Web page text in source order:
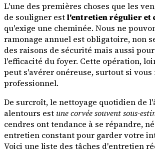
L'une des premières choses que les
de souligner estl'entretien régulier et
qu'exige une cheminée. Nous ne
ramonage annuel est obligatoire, non
des raisons de sécurité mais aussi
l'efficacité du foyer. Cette opération,
peut s'avérer onéreuse, surtout si
professionnel.
De surcroît, le nettoyage quotidien de
alentours est une corvée souvent sous-
cendres ont tendance à se répandre,
entretien constant pour garder votre
Voici une liste des tâches d'entretien